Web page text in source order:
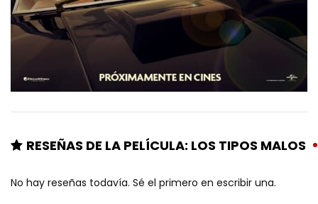
RESEÑAS DE LA PELÍCULA: LOS TIPOS MALOS
No hay reseñas todavía. Sé el primero en escribir una.